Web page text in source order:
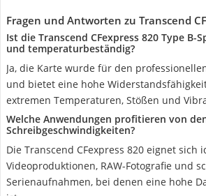
Fragen und Antworten zu Transcend
Ist die Transcend CFexpress 820 Type B-
und temperaturbeständig?
Ja, die Karte wurde für den
und bietet eine hohe
extremen Temperaturen, Stößen und
Welche Anwendungen profitieren von
Schreibgeschwindigkeiten?
Die Transcend CFexpress 820 eignet sich
Videoproduktionen, RAW-Fotografie und
Serienaufnahmen, bei denen eine hohe